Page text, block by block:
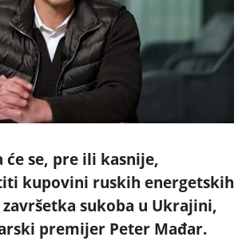
će se, pre ili kasnije,
kupovini ruskih energetskih
sukoba u Ukrajini,
premijer Peter Mađar.